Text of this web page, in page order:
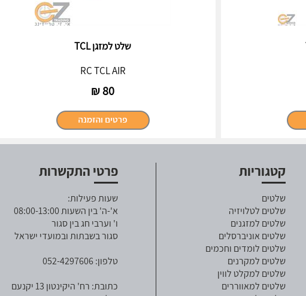
שלט למזגן TCL
RC TCL AIR
80
₪
קטגוריות
שלטים
שלטים לטלויזיה
שלטים למזגנים
שלטים אוניברסלים
שלטים לומדים וחכמים
שלטים למקרנים
שלטים למקלט לווין
שלטים למאווררים
פרטי התקשרות
שעות פעילות:
א'-ה' בין השעות 08:00-13:00
ו' וערבי חג בין סגור
סגור בשבתות ובמועדי ישראל
טלפון: 052-4297606
כתובת: רח' היקינטון 13 יקנעם